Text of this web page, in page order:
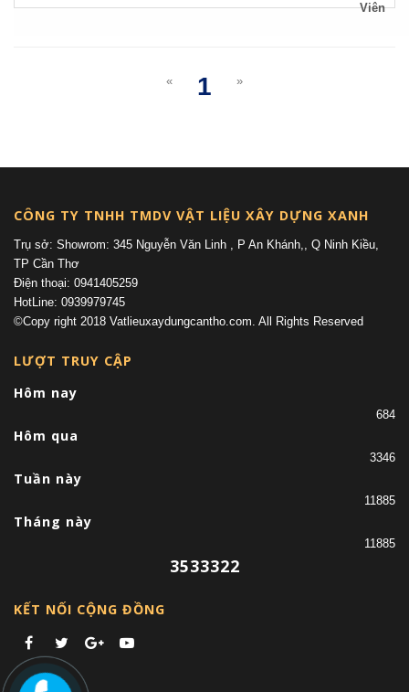
Viên
«
1
»
CÔNG TY TNHH TMDV VẬT LIỆU XÂY DỰNG XANH
Trụ sở: Showrom: 345 Nguyễn Văn Linh , P An Khánh,, Q Ninh Kiều,
TP Cần Thơ
Điện thoại: 0941405259
HotLine: 0939979745
©Copy right 2018 Vatlieuxaydungcantho.com. All Rights Reserved
LƯỢT TRUY CẬP
Hôm nay
684
Hôm qua
3346
Tuần này
11885
Tháng này
11885
3533322
KẾT NỐI CỘNG ĐỒNG